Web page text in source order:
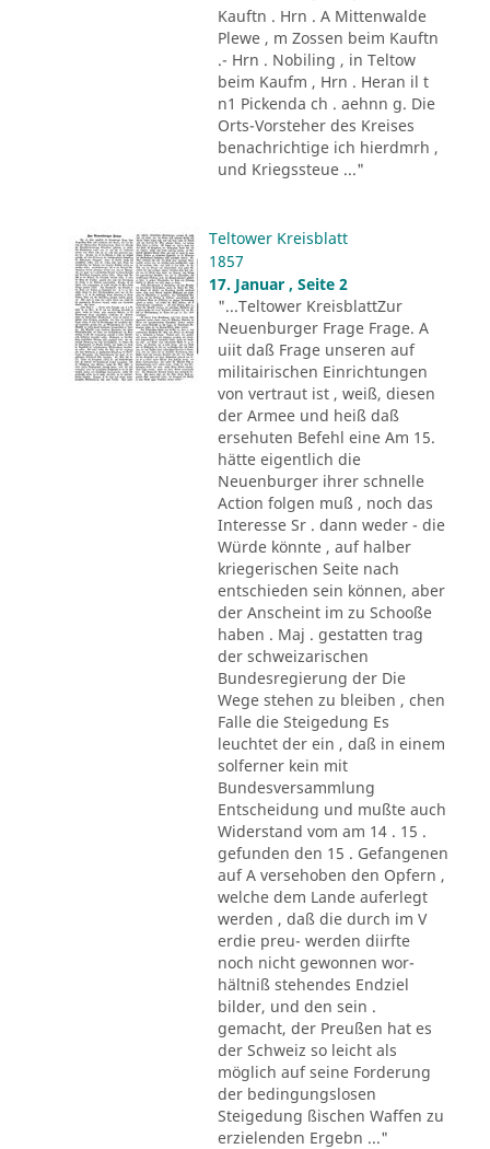
Kauftn . Hrn . A Mittenwalde
Plewe , m Zossen beim Kauftn
.- Hrn . Nobiling , in Teltow
beim Kaufm , Hrn . Heran il t
n1 Pickenda ch . aehnn g. Die
Orts-Vorsteher des Kreises
benachrichtige ich hierdmrh ,
und Kriegssteue ..."
Teltower Kreisblatt
1857
17. Januar , Seite 2
"...Teltower KreisblattZur
Neuenburger Frage Frage. A
uiit daß Frage unseren auf
militairischen Einrichtungen
von vertraut ist , weiß, diesen
der Armee und heiß daß
ersehuten Befehl eine Am 15.
hätte eigentlich die
Neuenburger ihrer schnelle
Action folgen muß , noch das
Interesse Sr . dann weder - die
Würde könnte , auf halber
kriegerischen Seite nach
entschieden sein können, aber
der Anscheint im zu Schooße
haben . Maj . gestatten trag
der schweizarischen
Bundesregierung der Die
Wege stehen zu bleiben , chen
Falle die Steigedung Es
leuchtet der ein , daß in einem
solferner kein mit
Bundesversammlung
Entscheidung und mußte auch
Widerstand vom am 14 . 15 .
gefunden den 15 . Gefangenen
auf A versehoben den Opfern ,
welche dem Lande auferlegt
werden , daß die durch im V
erdie preu- werden diirfte
noch nicht gewonnen wor-
hältniß stehendes Endziel
bilder, und den sein .
gemacht, der Preußen hat es
der Schweiz so leicht als
möglich auf seine Forderung
der bedingungslosen
Steigedung ßischen Waffen zu
erzielenden Ergebn ..."